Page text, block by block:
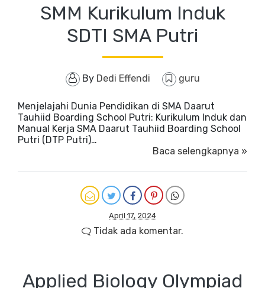
SMM Kurikulum Induk
SDTI SMA Putri
By Dedi Effendi guru
Menjelajahi Dunia Pendidikan di SMA Daarut
Tauhiid Boarding School Putri: Kurikulum Induk dan
Manual Kerja SMA Daarut Tauhiid Boarding School
Putri (DTP Putri)…
Baca selengkapnya »
April 17, 2024
Tidak ada komentar.
Applied Biology Olympiad